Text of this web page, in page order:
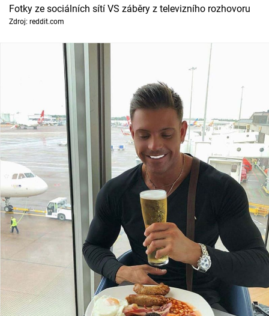
Fotky ze sociálních sítí VS záběry z televizního rozhovoru
Zdroj: reddit.com